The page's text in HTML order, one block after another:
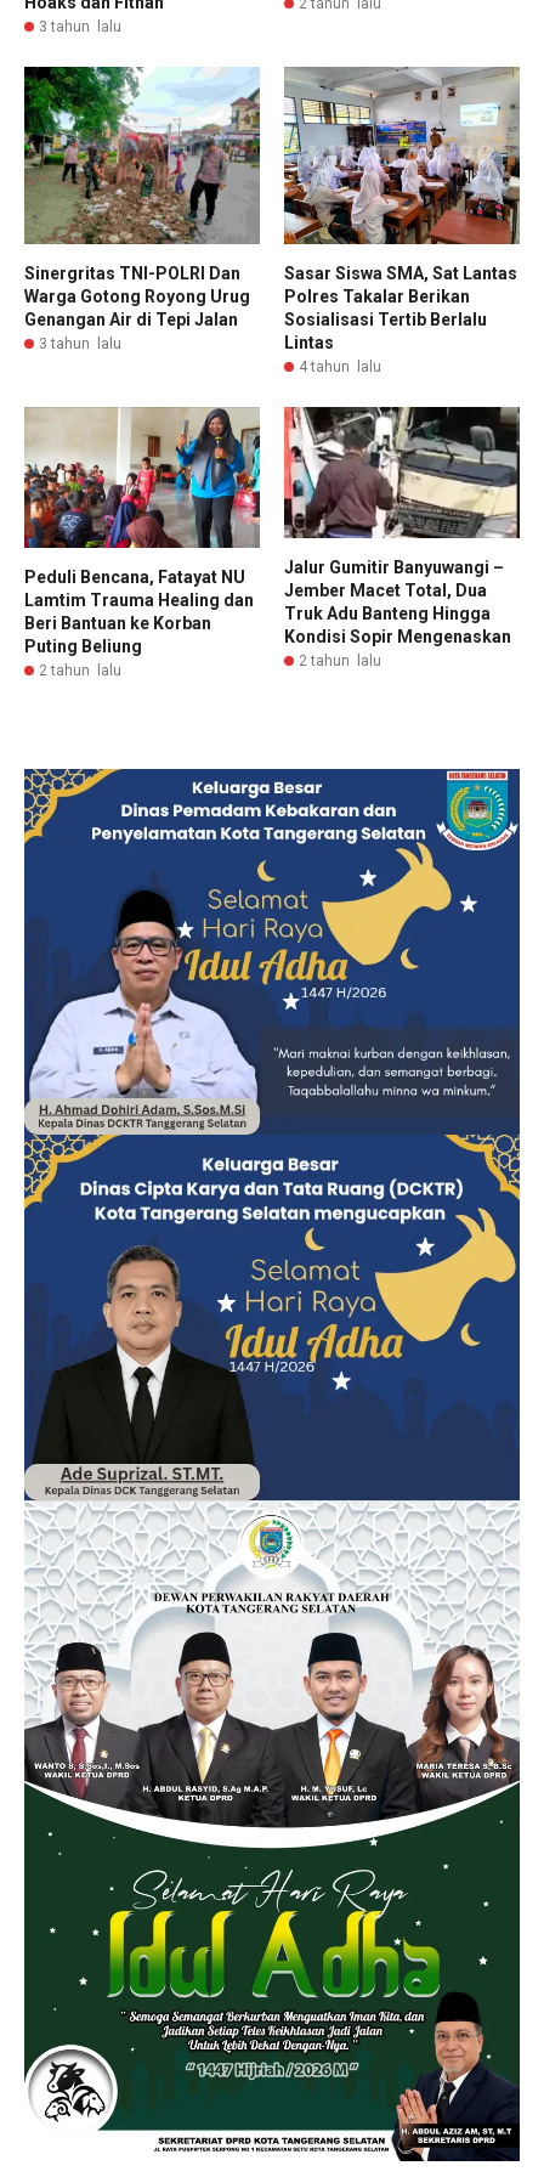
3 tahun lalu
2 tahun lalu
Sinergritas TNI-POLRI Dan
Warga Gotong Royong Urug
Genangan Air di Tepi Jalan
3 tahun lalu
Sasar Siswa SMA, Sat Lantas
Polres Takalar Berikan
Sosialisasi Tertib Berlalu
Lintas
4 tahun lalu
Peduli Bencana, Fatayat NU
Lamtim Trauma Healing dan
Beri Bantuan ke Korban
Puting Beliung
2 tahun lalu
Jalur Gumitir Banyuwangi –
Jember Macet Total, Dua
Truk Adu Banteng Hingga
Kondisi Sopir Mengenaskan
2 tahun lalu